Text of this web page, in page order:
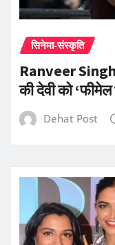
सिनेमा-संस्कृति
Ranveer Singh
की देवी को
Dehat Post